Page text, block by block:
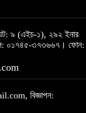
স্যূট: ৯ (এইচ-১), ২৯২ ইনার
০১৭৪৫-৩৭৩৬৬৭। ফোন:
বিজ্ঞাপন: